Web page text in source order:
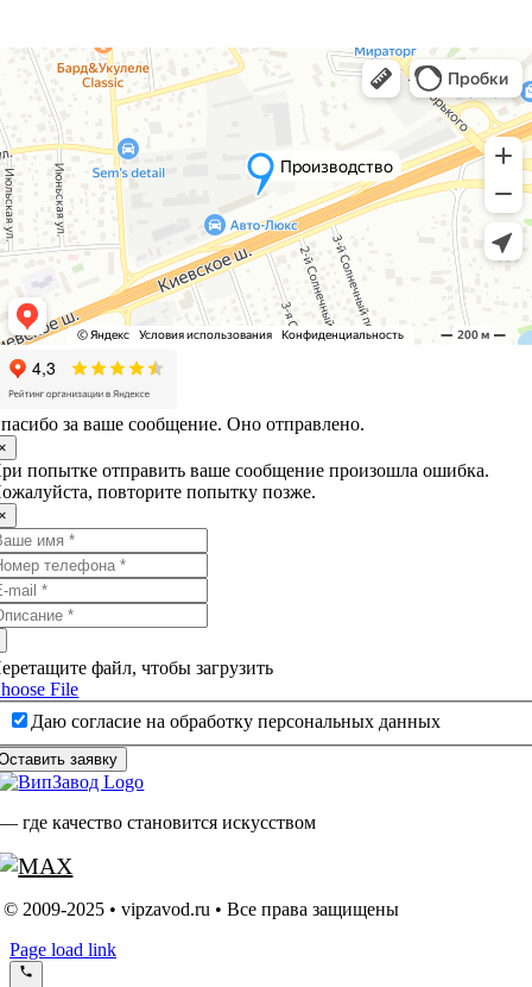
за ваше сообщение. Оно отправлено.
попытке отправить ваше сообщение произошла ошибка.
повторите попытку позже.
файл, чтобы загрузить
File
Даю согласие на обработку персональных данных
заявку
— где качество становится искусством
© 2009-2025 • vipzavod.ru • Все права защищены
Page load link